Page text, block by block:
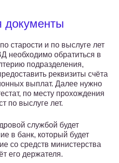
документы
старости и по выслуге лет
необходимо обратиться в
подразделения,
реквизиты счёта
выплат. Далее нужно
по месту прохождения
по выслуге лет.
службой будет
в банк, который будет
со средств министерства
его держателя.